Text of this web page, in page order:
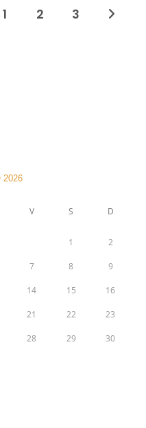
anterior
1 2 3 Ir a la
2026
V S D
1 2
7 8 9
14 15 16
21 22 23
28 29 30